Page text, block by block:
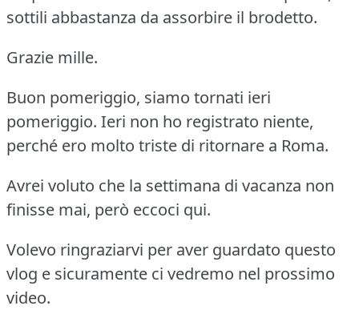
sottili abbastanza da assorbire il brodetto.
Grazie mille.
Buon pomeriggio, siamo tornati ieri
pomeriggio. Ieri non ho registrato niente,
perché ero molto triste di ritornare a Roma.
Avrei voluto che la settimana di vacanza non
finisse mai, però eccoci qui.
Volevo ringraziarvi per aver guardato questo
vlog e sicuramente ci vedremo nel prossimo
video.